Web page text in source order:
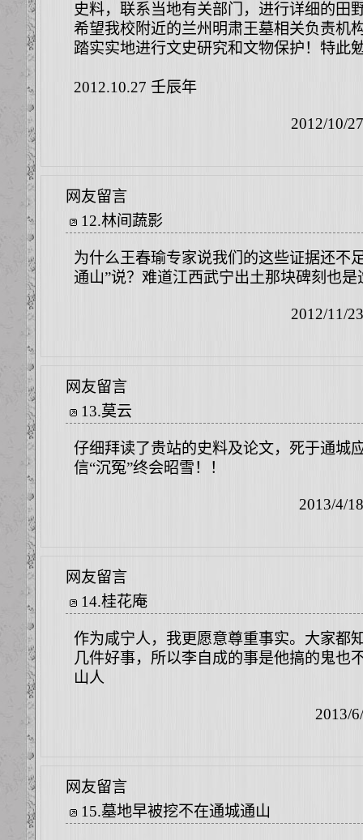
史料，联系当地有关部门，进行详细的田
希望我校附近的兰州明肃王墓相关负责机
踏实实地进行文史研究和文物保护！特此
2012.10.27 壬辰年
2012/10/
网友留言
12.林间蔬影
为什么王春瑜专家说我们的这些证据还不
通山”说？难道江西武宁出土那块碑刻也是
2012/11/
网友留言
13.莫云
仔细拜读了贵站的史料及论文，死于通城
信“沉冤”终会昭雪！！
2013/4/
网友留言
14.桂花庵
作为咸宁人，我更愿意尊重事实。大家都
几件好事，所以李自成的事是他搞的鬼也
山人
2013/
网友留言
15.墓地早被挖不在通城通山